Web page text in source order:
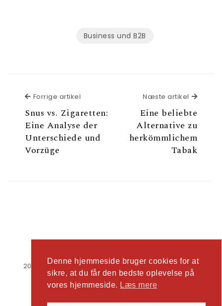
Business und B2B
Forrige artikel
Snus vs. Zigaretten:
Eine Analyse der
Unterschiede und
Vorzüge
Næste artikel Næste
Eine beliebte
Alternative zu
herkömmlichem
Tabak
2026 kunofischer21.de | Theme bySpiracle Themes
Denne hjemmeside bruger cookies for at
sikre, at du får den bedste oplevelse på
vores hjemmeside. Læs mere